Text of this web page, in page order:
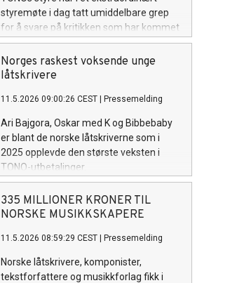
styremøte i dag tatt umiddelbare grep
for å svare på kritikken som har kommet
den siste uken.
Norges raskest voksende unge
låtskrivere
11.5.2026 09:00:26 CEST Pressemelding
Ari Bajgora, Oskar med K og Bibbebaby
er blant de norske låtskriverne som i
2025 opplevde den største veksten i
TONO-utbetalinger.
335 MILLIONER KRONER TIL
NORSKE MUSIKKSKAPERE
11.5.2026 08:59:29 CEST Pressemelding
Norske låtskrivere, komponister,
tekstforfattere og musikkforlag fikk i